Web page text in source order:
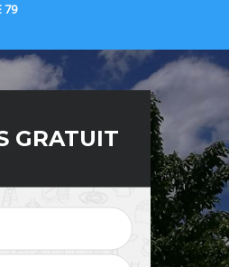
79
Peinture Extérieure 79
GRATUIT